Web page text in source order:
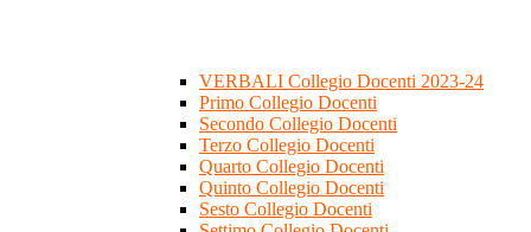
VERBALI Collegio Docenti 2023-24
Primo Collegio Docenti
Secondo Collegio Docenti
Terzo Collegio Docenti
Quarto Collegio Docenti
Quinto Collegio Docenti
Sesto Collegio Docenti